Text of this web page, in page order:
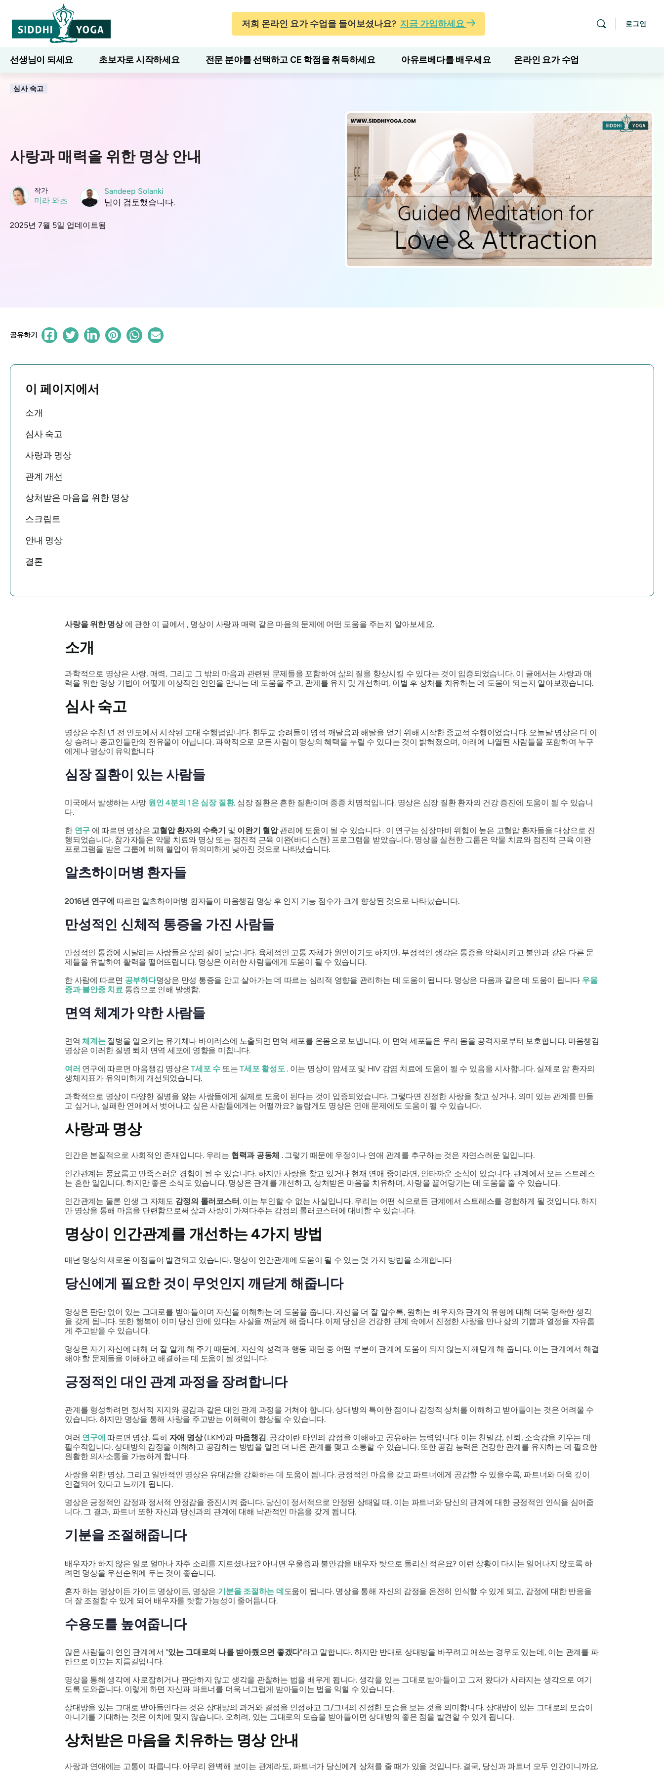
저희 온라인 요가 수업을 들어보셨나요? 지금 가입하세요 로그인
선생님이 되세요 초보자로 시작하세요 전문 분야를 선택하고 CE 학점을 취득하세요 아유르베다를 배우세요 온라인 요가 수업
7일간의 웰니스
심사 숙고
사랑과 매력을 위한 명상 안내
작가
미라 와츠
Sandeep Solanki
님이 검토했습니다.
2025년 7월 5일 업데이트됨
공유하기
이 페이지에서
소개
심사 숙고
사랑과 명상
관계 개선
상처받은 마음을 위한 명상
스크립트
안내 명상
결론
사랑을 위한 명상에 관한 이 글에서 , 명상이 사랑과 매력 같은 마음의 문제에 어떤 도움을 주는지 알아보세요.
소개
과학적으로 명상은 사랑, 매력, 그리고 그 밖의 마음과 관련된 문제들을 포함하여 삶의 질을 향상시킬 수 있다는 것이 입증되었습니다. 이 글에서는 사랑과 매
력을 위한 명상 기법이 어떻게 이상적인 연인을 만나는 데 도움을 주고, 관계를 유지 및 개선하며, 이별 후 상처를 치유하는 데 도움이 되는지 알아보겠습니다.
심사 숙고
명상은 수천 년 전 인도에서 시작된 고대 수행법입니다. 힌두교 승려들이 영적 깨달음과 해탈을 얻기 위해 시작한 종교적 수행이었습니다. 오늘날 명상은 더 이
상 승려나 종교인들만의 전유물이 아닙니다. 과학적으로 모든 사람이 명상의 혜택을 누릴 수 있다는 것이 밝혀졌으며, 아래에 나열된 사람들을 포함하여 누구
에게나 명상이 유익합니다
심장 질환이 있는 사람들
미국에서 발생하는 사망 원인 4분의 1은 심장 질환. 심장 질환은 흔한 질환이며 종종 치명적입니다. 명상은 심장 질환 환자의 건강 증진에 도움이 될 수 있습니
다.
한 연구 에 따르면 명상은 고혈압 환자의 수축기 및 이완기 혈압관리에 도움이 될 수 있습니다 . 이 연구는 심장마비 위험이 높은 고혈압 환자들을 대상으로 진
행되었습니다. 참가자들은 약물 치료와 명상 또는 점진적 근육 이완(바디 스캔) 프로그램을 받았습니다. 명상을 실천한 그룹은 약물 치료와 점진적 근육 이완
프로그램을 받은 그룹에 비해 혈압이 유의미하게 낮아진 것으로 나타났습니다.
알츠하이머병 환자들
2016년 연구에 따르면 알츠하이머병 환자들이 마음챙김 명상 후 인지 기능 점수가 크게 향상된 것으로 나타났습니다.
만성적인 신체적 통증을 가진 사람들
만성적인 통증에 시달리는 사람들은 삶의 질이 낮습니다. 육체적인 고통 자체가 원인이기도 하지만, 부정적인 생각은 통증을 악화시키고 불안과 같은 다른 문
제들을 유발하여 활력을 떨어뜨립니다. 명상은 이러한 사람들에게 도움이 될 수 있습니다.
한 사람에 따르면 공부하다명상은 만성 통증을 안고 살아가는 데 따르는 심리적 영향을 관리하는 데 도움이 됩니다. 명상은 다음과 같은 데 도움이 됩니다 우울
증과 불안증 치료통증으로 인해 발생함.
면역 체계가 약한 사람들
면역체계는질병을 일으키는 유기체나 바이러스에 노출되면 면역 세포를 온몸으로 보냅니다. 이 면역 세포들은 우리 몸을 공격자로부터 보호합니다. 마음챙김
명상은 이러한 질병 퇴치 면역 세포에 영향을 미칩니다.
여러 연구에 따르면 마음챙김 명상은T세포 수 또는T세포활성도. 이는 명상이 암세포 및 HIV 감염 치료에 도움이 될 수 있음을 시사합니다. 실제로 암 환자의
생체지표가 유의미하게 개선되었습니다.
과학적으로 명상이 다양한 질병을 앓는 사람들에게 실제로 도움이 된다는 것이 입증되었습니다. 그렇다면 진정한 사랑을 찾고 싶거나, 의미 있는 관계를 만들
고 싶거나, 실패한 연애에서 벗어나고 싶은 사람들에게는 어떨까요? 놀랍게도 명상은 연애 문제에도 도움이 될 수 있습니다.
사랑과 명상
인간은 본질적으로 사회적인 존재입니다. 우리는 협력과 공동체 . 그렇기 때문에 우정이나 연애 관계를 추구하는 것은 자연스러운 일입니다.
인간관계는 풍요롭고 만족스러운 경험이 될 수 있습니다. 하지만 사랑을 찾고 있거나 현재 연애 중이라면, 안타까운 소식이 있습니다. 관계에서 오는 스트레스
는 흔한 일입니다. 하지만 좋은 소식도 있습니다. 명상은 관계를 개선하고, 상처받은 마음을 치유하며, 사랑을 끌어당기는 데 도움을 줄 수 있습니다.
인간관계는 물론 인생 그 자체도 감정의 롤러코스터. 이는 부인할 수 없는 사실입니다. 우리는 어떤 식으로든 관계에서 스트레스를 경험하게 될 것입니다. 하지
만 명상을 통해 마음을 단련함으로써 삶과 사랑이 가져다주는 감정의 롤러코스터에 대비할 수 있습니다.
명상이 인간관계를 개선하는 4가지 방법
매년 명상의 새로운 이점들이 발견되고 있습니다. 명상이 인간관계에 도움이 될 수 있는 몇 가지 방법을 소개합니다
당신에게 필요한 것이 무엇인지 깨닫게 해줍니다
명상은 판단 없이 있는 그대로를 받아들이며 자신을 이해하는 데 도움을 줍니다. 자신을 더 잘 알수록, 원하는 배우자와 관계의 유형에 대해 더욱 명확한 생각
을 갖게 됩니다. 또한 행복이 이미 당신 안에 있다는 사실을 깨닫게 해 줍니다. 이제 당신은 건강한 관계 속에서 진정한 사랑을 만나 삶의 기쁨과 열정을 자유롭
게 주고받을 수 있습니다.
명상은 자기 자신에 대해 더 잘 알게 해 주기 때문에, 자신의 성격과 행동 패턴 중 어떤 부분이 관계에 도움이 되지 않는지 깨닫게 해 줍니다. 이는 관계에서 해결
해야 할 문제들을 이해하고 해결하는 데 도움이 될 것입니다.
긍정적인 대인 관계 과정을 장려합니다
관계를 형성하려면 정서적 지지와 공감과 같은 대인 관계 과정을 거쳐야 합니다. 상대방의 특이한 점이나 감정적 상처를 이해하고 받아들이는 것은 어려울 수
있습니다. 하지만 명상을 통해 사랑을 주고받는 이해력이 향상될 수 있습니다.
여러 연구에 따르면 명상, 특히 자애 명상(LKM)과 마음챙김. 공감이란 타인의 감정을 이해하고 공유하는 능력입니다. 이는 친밀감, 신뢰, 소속감을 키우는 데
필수적입니다. 상대방의 감정을 이해하고 공감하는 방법을 알면 더 나은 관계를 맺고 소통할 수 있습니다. 또한 공감 능력은 건강한 관계를 유지하는 데 필요한
원활한 의사소통을 가능하게 합니다.
사랑을 위한 명상, 그리고 일반적인 명상은 유대감을 강화하는 데 도움이 됩니다. 긍정적인 마음을 갖고 파트너에게 공감할 수 있을수록, 파트너와 더욱 깊이
연결되어 있다고 느끼게 됩니다.
명상은 긍정적인 감정과 정서적 안정감을 증진시켜 줍니다. 당신이 정서적으로 안정된 상태일 때, 이는 파트너와 당신의 관계에 대한 긍정적인 인식을 심어줍
니다. 그 결과, 파트너 또한 자신과 당신과의 관계에 대해 낙관적인 마음을 갖게 됩니다.
기분을 조절해줍니다
배우자가 하지 않은 일로 얼마나 자주 소리를 지르셨나요? 아니면 우울증과 불안감을 배우자 탓으로 돌리신 적은요? 이런 상황이 다시는 일어나지 않도록 하
려면 명상을 우선순위에 두는 것이 좋습니다.
혼자 하는 명상이든 가이드 명상이든, 명상은 기분을 조절하는 데 도움이 됩니다. 명상을 통해 자신의 감정을 온전히 인식할 수 있게 되고, 감정에 대한 반응을
더 잘 조절할 수 있게 되어 배우자를 탓할 가능성이 줄어듭니다.
수용도를 높여줍니다
많은 사람들이 연인 관계에서 "있는 그대로의 나를 받아줬으면 좋겠다"라고 말합니다. 하지만 반대로 상대방을 바꾸려고 애쓰는 경우도 있는데, 이는 관계를 파
탄으로 이끄는 지름길입니다.
명상을 통해 생각에 사로잡히거나 판단하지 않고 생각을 관찰하는 법을 배우게 됩니다. 생각을 있는 그대로 받아들이고 그저 왔다가 사라지는 생각으로 여기
도록 도와줍니다. 이렇게 하면 자신과 파트너를 더욱 너그럽게 받아들이는 법을 익힐 수 있습니다.
상대방을 있는 그대로 받아들인다는 것은 상대방의 과거와 결점을 인정하고 그/그녀의 진정한 모습을 보는 것을 의미합니다. 상대방이 있는 그대로의 모습이
아니기를 기대하는 것은 이치에 맞지 않습니다. 오히려, 있는 그대로의 모습을 받아들이면 상대방의 좋은 점을 발견할 수 있게 됩니다.
상처받은 마음을 치유하는 명상 안내
사랑과 연애에는 고통이 따릅니다. 아무리 완벽해 보이는 관계라도, 파트너가 당신에게 상처를 줄 때가 있을 것입니다. 결국, 당신과 파트너 모두 인간이니까요.